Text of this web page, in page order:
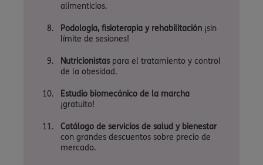
alimenticios.
Podología, fisioterapia y rehabilitación ¡sin
límite de sesiones!
Nutricionistaspara el tratamiento y control
de la obesidad.
Estudio biomecánico de la marcha
¡gratuito!
Catálogo de servicios de salud y bienestar
con grandes descuentos sobre precio de
mercado.